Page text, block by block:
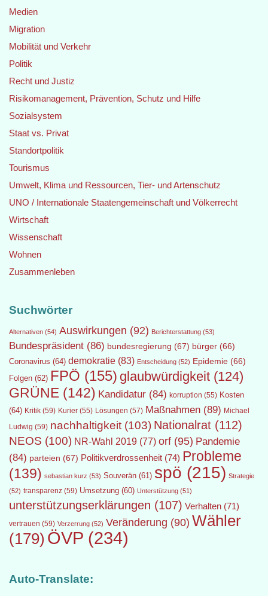
Medien
Migration
Mobilität und Verkehr
Politik
Recht und Justiz
Risikomanagement, Prävention, Schutz und Hilfe
Sozialsystem
Staat vs. Privat
Standortpolitik
Tourismus
Umwelt, Klima und Ressourcen, Tier- und Artenschutz
UNO / Internationale Staatengemeinschaft und Völkerrecht
Wirtschaft
Wissenschaft
Wohnen
Zusammenleben
Suchwörter
Alternativen (54) Auswirkungen (92) Berichterstattung (53)
Bundespräsident (86) bundesregierung (67) bürger (66)
Coronavirus (64) demokratie (83) Entscheidung (52) Epidemie (66)
Folgen (62) FPÖ (155) glaubwürdigkeit (124)
GRÜNE (142) Kandidatur (84) korruption (55) Kosten
(64) Kritik (59) Kurier (55) Lösungen (57) Maßnahmen (89) Michael
Ludwig (59) nachhaltigkeit (103) Nationalrat (112)
NEOS (100) NR-Wahl 2019 (77) orf (95) Pandemie
(84) parteien (67) Politikverdrossenheit (74) Probleme
(139) sebastian kurz (53) Souverän (61) spö (215) Strategie
(52) transparenz (59) Umsetzung (60) Unterstützung (51)
unterstützungserklärungen (107) Verhalten (71)
vertrauen (59) Verzerrung (52) Veränderung (90) Wähler
(179) ÖVP (234)
Auto-Translate: